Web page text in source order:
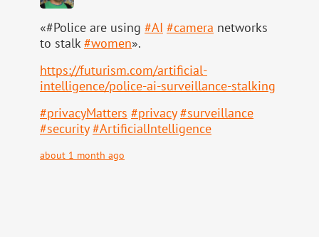
«#Police are using #AI #camera networks
to stalk#women».
https://futurism.com/artificial-
intelligence/police-ai-surveillance-stalking
#privacyMatters #privacy #surveillance
#security #ArtificialIntelligence
about 1 month ago